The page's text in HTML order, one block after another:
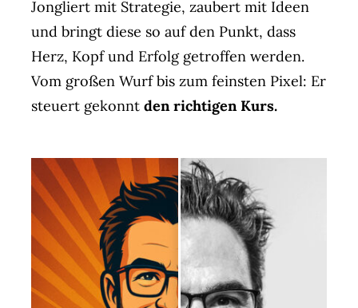
Jongliert mit Strategie, zaubert mit Ideen
und bringt diese so auf den Punkt, dass
Herz, Kopf und Erfolg getroffen werden.
Vom großen Wurf bis zum feinsten Pixel: Er
steuert gekonnt den richtigen Kurs.